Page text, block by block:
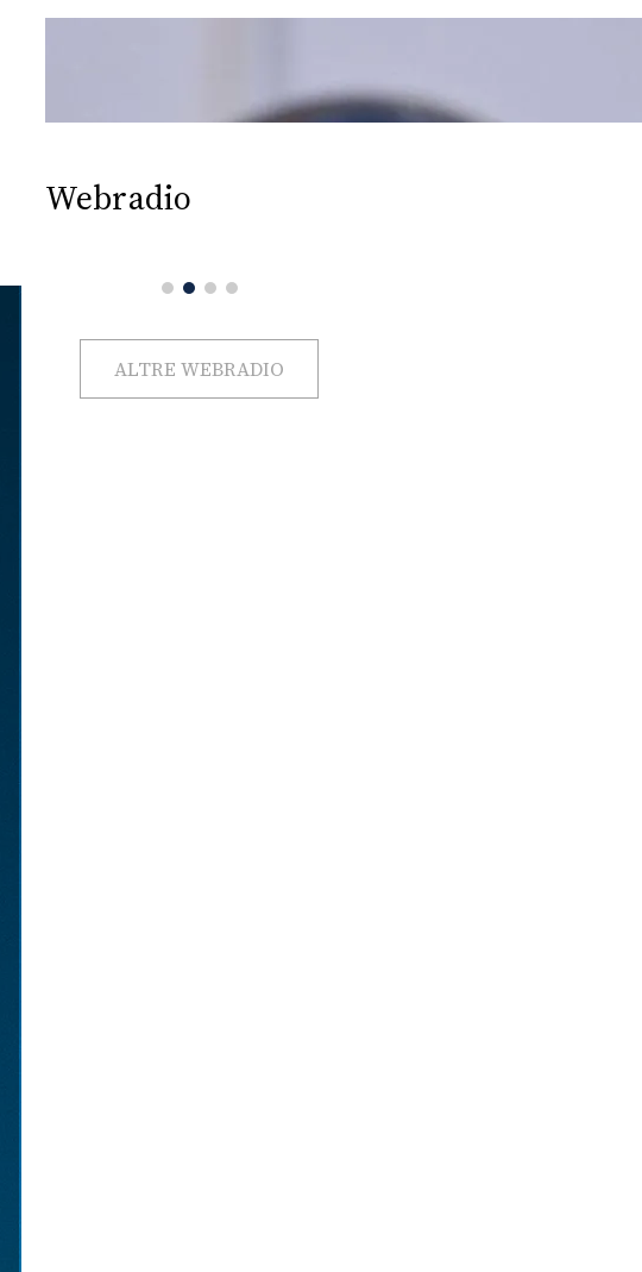
Webradio
ALTRE WEBRADIO